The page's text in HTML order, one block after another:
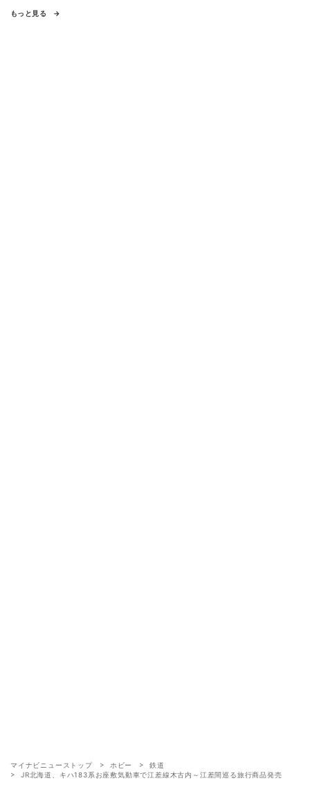
もっと見る
マイナビニューストップ ホビー
鉄道
JR北海道、キハ183系お座敷気動車で江差線木古内～江差間巡る旅行商品発売